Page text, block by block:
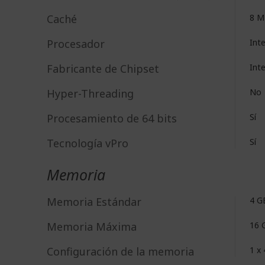
Caché 8
Procesador
Fabricante de Chipset
Hyper-Threading No
Procesamiento de 64 bits Sí
Tecnología vPro Sí
Memoria
Memoria Estándar 4
Memoria Máxima 16
Configuración de la memoria 1 x